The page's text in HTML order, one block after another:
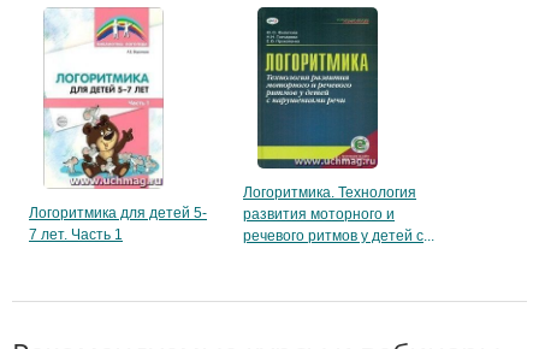
Логоритмика для детей 5-
7 лет. Часть 1
Логоритмика. Технология
развития моторного и
речевого ритмов у детей с